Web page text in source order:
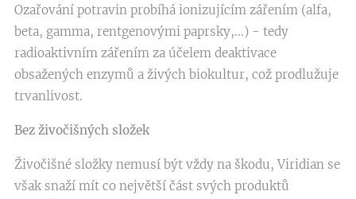
Ozařování potravin probíhá ionizujícím zářením (alfa,
beta, gamma, rentgenovými paprsky,...) - tedy
radioaktivním zářením za účelem deaktivace
obsažených enzymů a živých biokultur, což prodlužuje
trvanlivost.
Bez živočišných složek
Živočišné složky nemusí být vždy na škodu, Viridian se
však snaží mít co největší část svých produktů